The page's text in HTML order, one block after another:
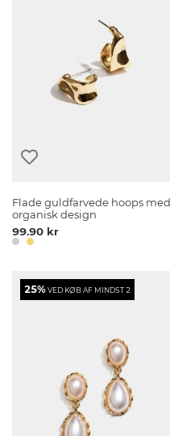
Flade guldfarvede hoops med
organisk design
99.90 kr
25%VED KØB AF MINDST 2